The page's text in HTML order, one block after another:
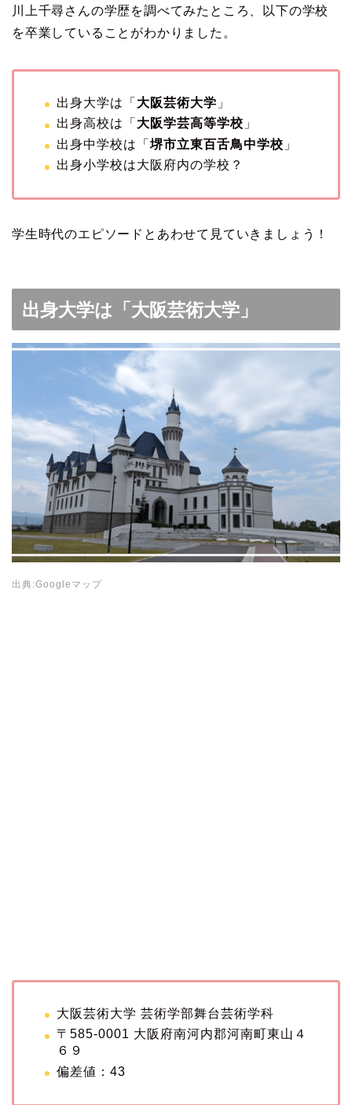
川上千尋さんの学歴を調べてみたところ、以下の学校
を卒業していることがわかりました。
出身大学は「 大阪芸術大学 」
出身高校は「 大阪学芸高等学校 」
出身中学校は「 堺市立東百舌鳥中学校 」
出身小学校は大阪府内の学校？
学生時代のエピソードとあわせて見ていきましょう！
出身大学は「大阪芸術大学」
出典:Googleマップ
大阪芸術大学 芸術学部舞台芸術学科
〒585-0001 大阪府南河内郡河南町東山４
６９
偏差値：43